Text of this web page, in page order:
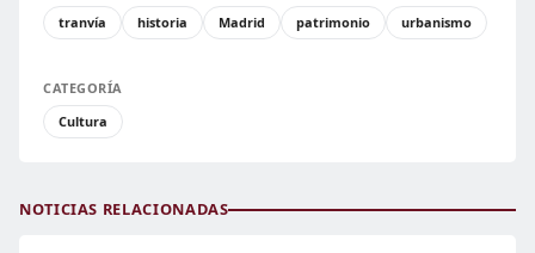
tranvía
historia Madrid patrimonio urbanismo
CATEGORÍA
Cultura
NOTICIAS RELACIONADAS